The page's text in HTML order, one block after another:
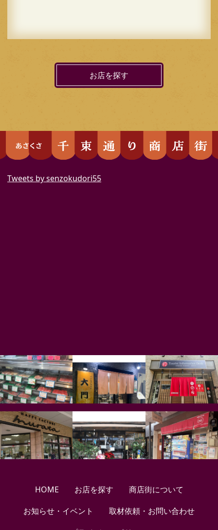
お店を探す
Tweets by senzokudori55
HOME お店を探す
商店街について
お知らせ・イベント
取材依頼・お問い合わせ